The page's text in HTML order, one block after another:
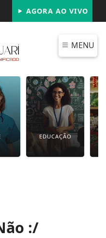
AGORA AO VIVO
MENU
EDUCAÇÃO
:/